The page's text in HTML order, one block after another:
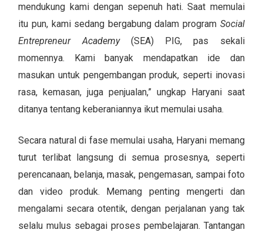
mendukung kami dengan sepenuh hati. Saat memulai
itu pun, kami sedang bergabung dalam program Social
Entrepreneur Academy(SEA) PIG, pas sekali
momennya. Kami banyak mendapatkan ide dan
masukan untuk pengembangan produk, seperti inovasi
rasa, kemasan, juga penjualan,” ungkap Haryani saat
ditanya tentang keberaniannya ikut memulai usaha.
Secara natural di fase memulai usaha, Haryani memang
turut terlibat langsung di semua prosesnya, seperti
perencanaan, belanja, masak, pengemasan, sampai foto
dan video produk. Memang penting mengerti dan
mengalami secara otentik, dengan perjalanan yang tak
selalu mulus sebagai proses pembelajaran. Tantangan